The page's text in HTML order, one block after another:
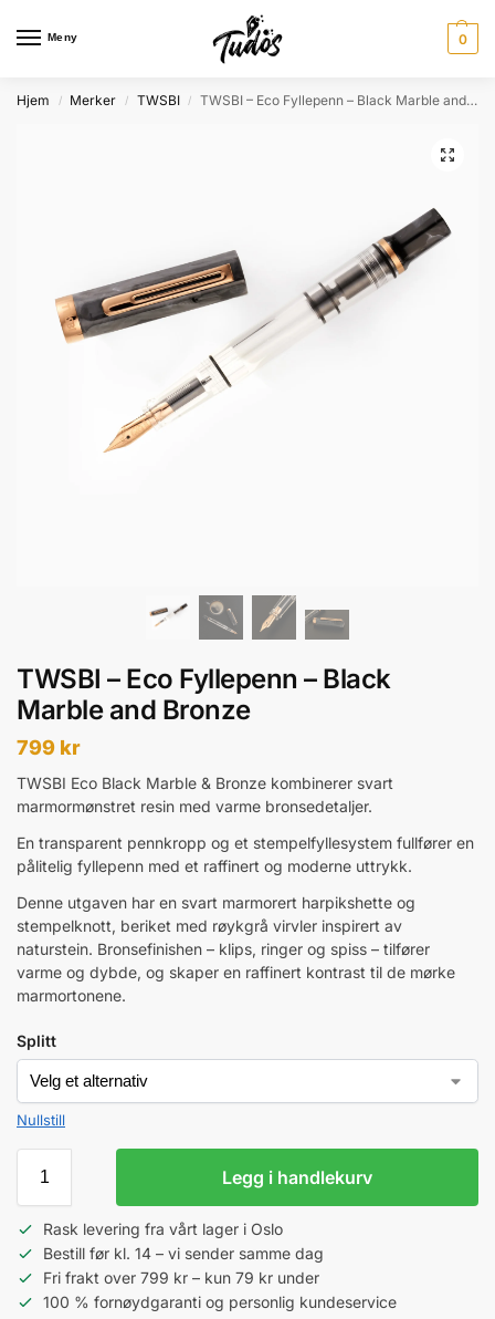
Meny 0
Hjem / Merker / TWSBI / TWSBI – Eco Fyllepenn – Black Marble and Bronze
TWSBI – Eco Fyllepenn – Black
Marble and Bronze
799 kr
TWSBI Eco Black Marble & Bronze kombinerer svart
marmormønstret resin med varme bronsedetaljer.
En transparent pennkropp og et stempelfyllesystem fullfører en
pålitelig fyllepenn med et raffinert og moderne uttrykk.
Denne utgaven har en svart marmorert harpikshette og
stempelknott, beriket med røykgrå virvler inspirert av
naturstein. Bronsefinishen – klips, ringer og spiss – tilfører
varme og dybde, og skaper en raffinert kontrast til de mørke
marmortonene.
Splitt
Nullstill
Legg i handlekurv
Rask levering fra vårt lager i Oslo
Bestill før kl. 14 – vi sender samme dag
Fri frakt over 799 kr – kun 79 kr under
100 % fornøydgaranti og personlig kundeservice